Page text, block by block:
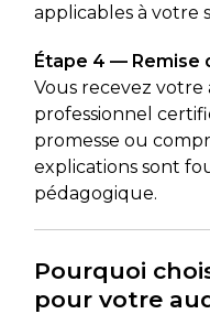
applicables à votre
Étape 4 — Remise
Vous recevez
professionnel
promesse ou
explications sont
pédagogique.
Pourquoi
pour votre